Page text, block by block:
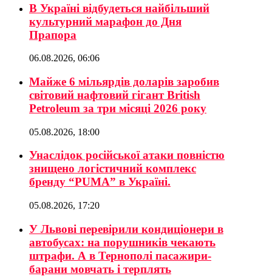
В Україні відбудеться найбільший
культурний марафон до Дня
Прапора
06.08.2026, 06:06
Майже 6 мільярдів доларів заробив
світовий нафтовий гігант British
Petroleum за три місяці 2026 року
05.08.2026, 18:00
Унаслідок російської атаки повністю
знищено логістичний комплекс
бренду “PUMA” в Україні.
05.08.2026, 17:20
У Львові перевірили кондиціонери в
автобусах: на порушників чекають
штрафи. А в Тернополі пасажири-
барани мовчать і терплять